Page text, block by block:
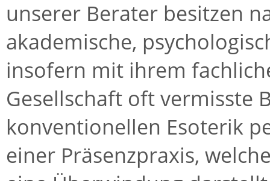
unserer Berater besitzen
akademische,
insofern mit ihrem
Gesellschaft oft vermisste
konventionellen Esoterik
einer Präsenzpraxis,